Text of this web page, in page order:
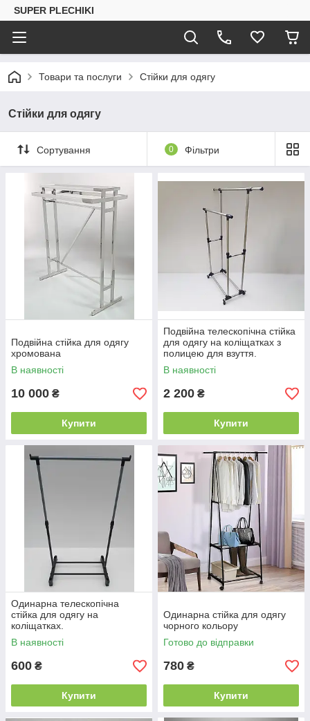
SUPER PLECHIKI
Товари та послуги Стійки для одягу
Стійки для одягу
Сортування 0 Фільтри
Подвійна стійка для одягу
хромована
В наявності
10 000 ₴
Купити
Подвійна телескопічна стійка
для одягу на коліщатках з
полицею для взуття.
В наявності
2 200 ₴
Купити
Одинарна телескопічна
стійка для одягу на
коліщатках.
В наявності
600 ₴
Купити
Одинарна стійка для одягу
чорного кольору
Готово до відправки
780 ₴
Купити